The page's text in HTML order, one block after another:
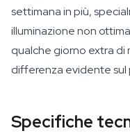
settimana in più,
illuminazione non
qualche giorno extra di
differenza evidente
Specifiche